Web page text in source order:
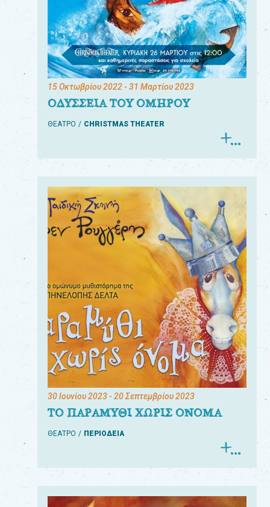
15 Οκτωβρίου 2022- 31 Μαρτίου 2023
ΟΔΥΣΣΕΙΑ ΤΟΥ ΟΜΗΡΟΥ
ΘΕΑΤΡΟ CHRISTMAS THEATER
30 Ιουνίου 2023- 20 Σεπτεμβρίου 2023
ΤΟ ΠΑΡΑΜΥΘΙ ΧΩΡΙΣ ΟΝΟΜΑ
ΘΕΑΤΡΟ ΠΕΡΙΟΔΕΙΑ